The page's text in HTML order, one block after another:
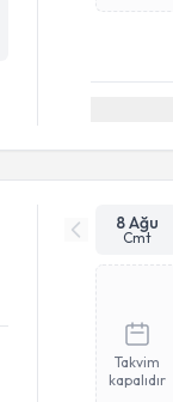
8 Ağu
Cmt
Takvim
kapalıdır